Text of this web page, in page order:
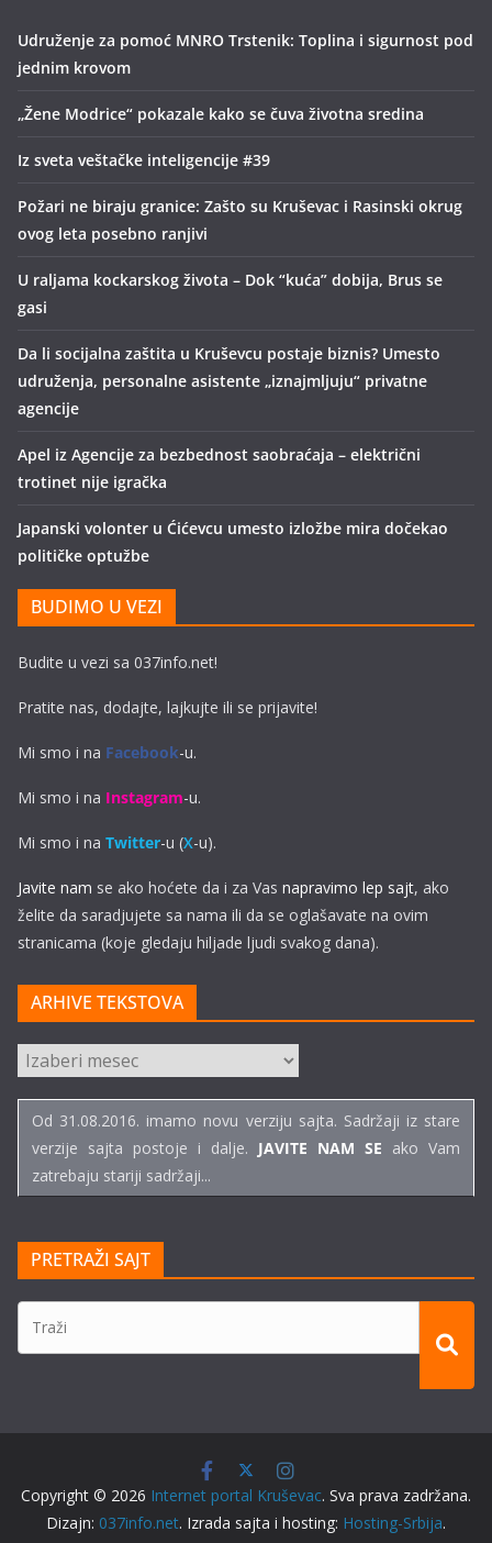
Udruženje za pomoć MNRO Trstenik: Toplina i sigurnost pod
jednim krovom
„Žene Modrice“ pokazale kako se čuva životna sredina
Iz sveta veštačke inteligencije #39
Požari ne biraju granice: Zašto su Kruševac i Rasinski okrug
ovog leta posebno ranjivi
U raljama kockarskog života – Dok “kuća” dobija, Brus se
gasi
Da li socijalna zaštita u Kruševcu postaje biznis? Umesto
udruženja, personalne asistente „iznajmljuju“ privatne
agencije
Apel iz Agencije za bezbednost saobraćaja – električni
trotinet nije igračka
Japanski volonter u Ćićevcu umesto izložbe mira dočekao
političke optužbe
BUDIMO U VEZI
Budite u vezi sa 037info.net!
Pratite nas, dodajte, lajkujte ili se prijavite!
Mi smo i na Facebook-u.
Mi smo i na Instagram-u.
Mi smo i na Twitter-u (X-u).
Javite nam se ako hoćete da i za Vas napravimo lep sajt, ako
želite da saradjujete sa nama ili da se oglašavate na ovim
stranicama (koje gledaju hiljade ljudi svakog dana).
ARHIVE TEKSTOVA
ARHIVE
Od 31.08.2016. imamo novu verziju sajta. Sadržaji iz stare
verzije sajta postoje i dalje. JAVITE NAM SE ako Vam
zatrebaju stariji sadržaji...
PRETRAŽI SAJT
Copyright © 2026 Internet portal Kruševac. Sva prava zadržana.
Dizajn: 037info.net. Izrada sajta i hosting: Hosting-Srbija.